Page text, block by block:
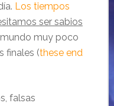
Los tiempos
ser sabios
muy poco
finales (these end
falsas